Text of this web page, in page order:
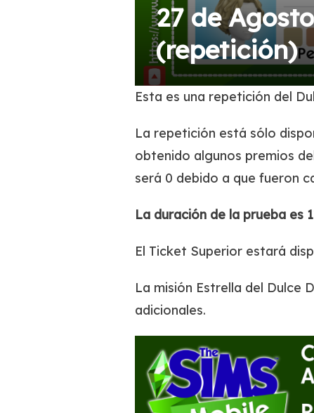
27 de
(repetición)
Esta es una repetición del
La repetición está sólo
obtenido algunos premios
será 0 debido a que fueron
La duración de la prueba es
El Ticket Superior estará
La misión Estrella del Dulce
adicionales.